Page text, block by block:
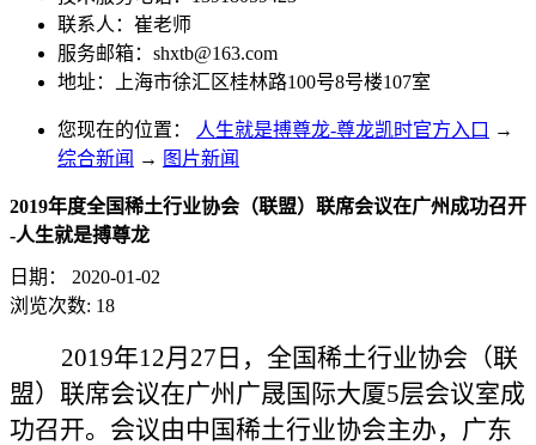
联系人：崔老师
服务邮箱： shxtb@163.com
地址：上海市徐汇区桂林路100号8号楼107室
您现在的位置： 人生就是搏尊龙-尊龙凯时官方入口 →
综合新闻 → 图片新闻
2019年度全国稀土行业协会（联盟）联席会议在广州成功召开
-人生就是搏尊龙
日期：
2020-01-02
浏览次数: 18
2019年12月27日，全国稀土行业协会（联
盟）联席会议在广州广晟国际大厦5层会议室成
功召开。会议由中国稀土行业协会主办，广东